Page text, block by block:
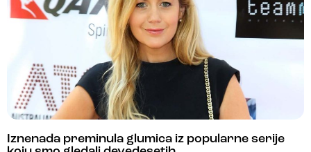
Iznenada preminula glumica iz popularne serije